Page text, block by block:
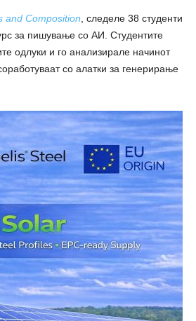
and Composition , следеле 38 студенти
за пишување со АИ. Студентите
одлуки и го анализирале начинот
со алатки за генерирање